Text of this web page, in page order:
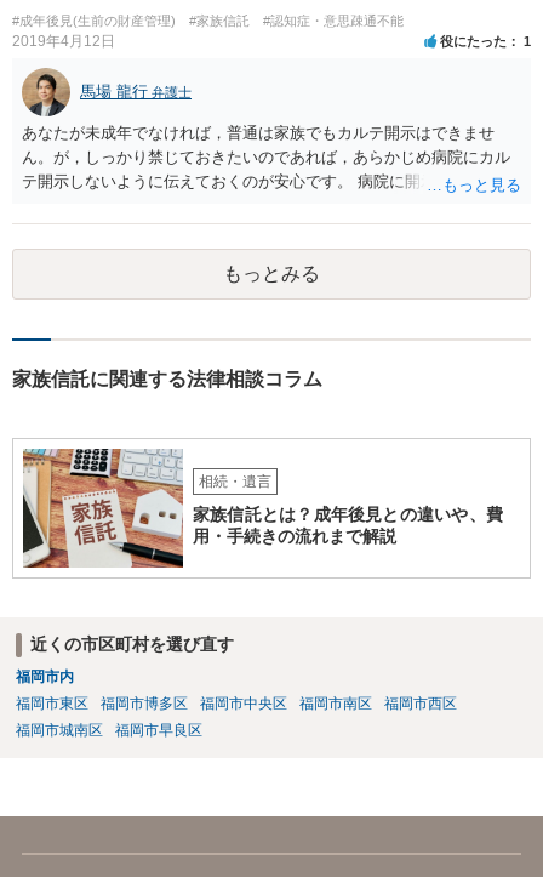
#成年後見(生前の財産管理) #家族信託 #認知症・意思疎通不能
2019年4月12日 役にたった 1
馬場 龍行 弁護士
あなたが未成年でなければ，普通は家族でもカルテ開示はできませ
ん。が，しっかり禁じておきたいのであれば，あらかじめ病院にカル
テ開示しないように伝えておくのが安心です。 病院に開示しないよう
可能性は低いのでコストパフォーマンスとしてはどうかなという感じ
がします。
もっとみる
家族信託に関連する法律相談コラム
相続・遺言
家族信託とは？成年後見との違いや、費
用・手続きの流れまで解説
近くの市区町村を選び直す
福岡市内
福岡市東区
福岡市博多区 福岡市中央区 福岡市南区
福岡市西区
福岡市城南区
福岡市早良区